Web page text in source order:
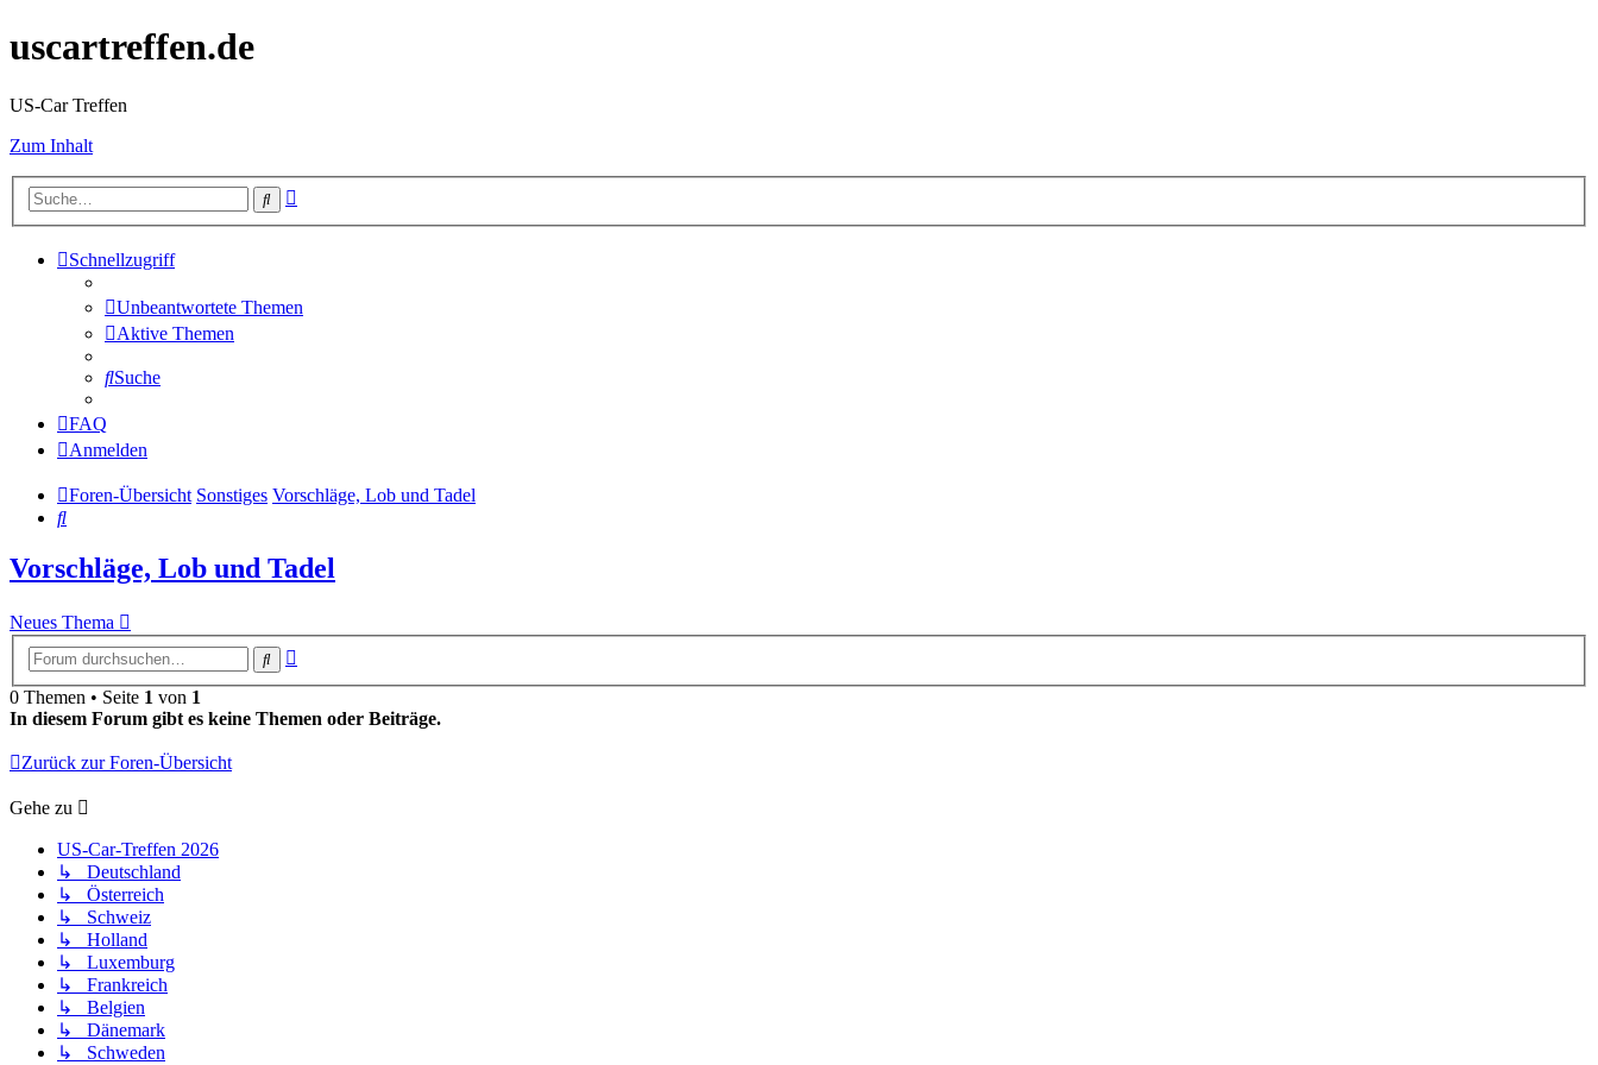
uscartreffen.de
US-Car Treffen
Zum Inhalt
Suche
Schnellzugriff
Unbeantwortete Themen
Aktive Themen
Suche
FAQ
Anmelden
Foren-Übersicht Sonstiges Vorschläge, Lob und Tadel
Suche
Vorschläge, Lob und Tadel
Neues Thema
Suche
0 Themen • Seite 1 von 1
In diesem Forum gibt es keine Themen oder Beiträge.
Zurück zur Foren-Übersicht
Gehe zu
US-Car-Treffen 2026
↳ Deutschland
↳ Österreich
↳ Schweiz
↳ Holland
↳ Luxemburg
↳ Frankreich
↳ Belgien
↳ Dänemark
↳ Schweden